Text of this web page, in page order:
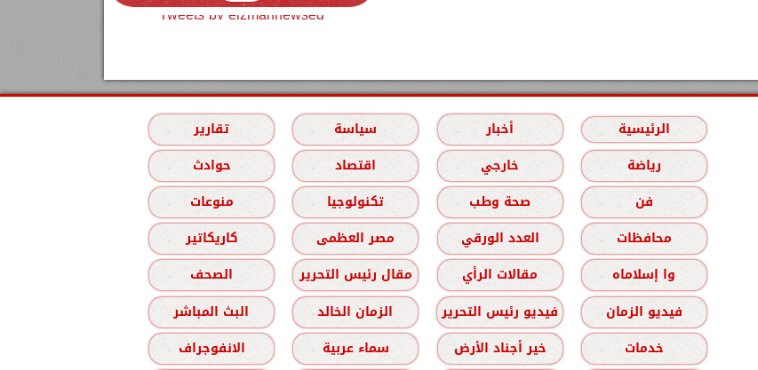
Tweets by elzmannewseg
الرئيسية أخبار سياسة
تقارير
رياضة
خارجي اقتصاد
حوادث
فن
صحة وطب تكنولوجيا
منوعات
محافظات
العدد الورقي مصر العظمى
كاريكاتير
وا إسلاماه
مقالات الرأي مقال رئيس التحرير
الصحف
فيديو الزمان
فيديو رئيس التحرير الزمان الخالد
البث المباشر
خدمات
خير أجناد الأرض سماء عربية الانفوجراف